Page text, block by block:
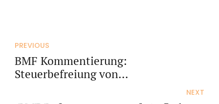
PREVIOUS
BMF Kommentierung:
Steuerbefreiung von
Kaufkraftausgleich zum 1.4.2024
NEXT